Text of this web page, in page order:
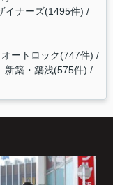
イナーズ(1495件)
ートロック(747件)
新築・築浅(575件)